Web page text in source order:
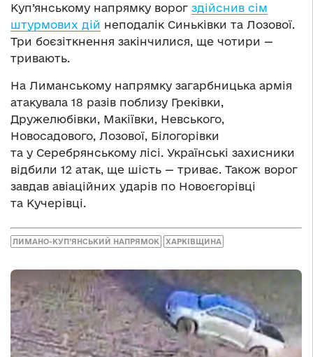
Куп’янському напрямку ворог здійснив сім
штурмових дій неподалік Синьківки та Лозової.
Три боєзіткнення закінчилися, ще чотири —
тривають.
На Лиманському напрямку загарбницька армія
атакувала 18 разів поблизу Греківки,
Дружелюбівки, Макіївки, Невського,
Новосадового, Лозової, Білогорівки
та у Серебрянському лісі. Українські захисники
відбили 12 атак, ще шість — триває. Також ворог
завдав авіаційних ударів по Новоєгорівці
та Кучерівці.
ЛИМАНО-КУП’ЯНСЬКИЙ НАПРЯМОК ХАРКІВЩИНА